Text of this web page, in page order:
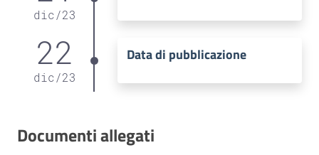
dic /23
22
dic /23
Data di pubblicazione
Documenti allegati